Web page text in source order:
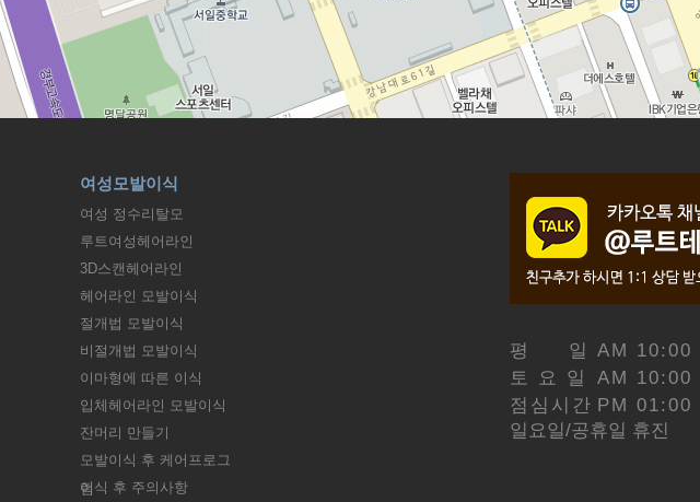
여성모발이식
여성 정수리탈모
루트여성헤어라인
3D스캔헤어라인
헤어라인 모발이식
절개법 모발이식
비절개법 모발이식
이마형에 따른 이식
입체헤어라인 모발이식
잔머리 만들기
모발이식 후 케어프로그
램
이식 후 주의사항
평 일
토 요 일
점심시간
AM 10:00
AM 10:00
PM 01:00
일요일/공휴일 휴진